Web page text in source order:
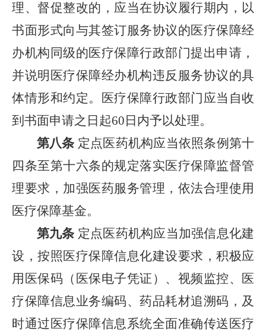
理、督促整改的，应当在协议履行期内，以
书面形式向与其签订服务协议的医疗保障经
办机构同级的医疗保障行政部门提出申请，
并说明医疗保障经办机构违反服务协议的具
体情形和约定。医疗保障行政部门应当自收
到书面申请之日起60日内予以处理。
第八条 定点医药机构应当依照条例第十
四条至第十六条的规定落实医疗保障监督管
理要求，加强医药服务管理，依法合理使用
医疗保障基金。
第九条 定点医药机构应当加强信息化建
设，按照医疗保障信息化建设要求，积极应
用医保码（医保电子凭证）、视频监控、医
疗保障信息业务编码、药品耗材追溯码，及
时通过医疗保障信息系统全面准确传送医疗